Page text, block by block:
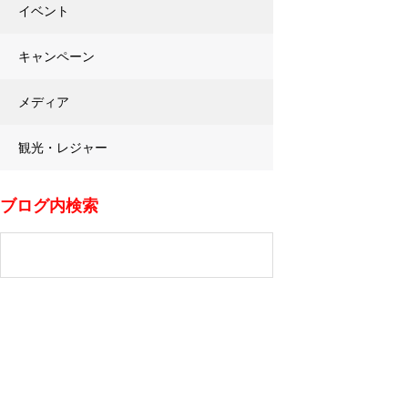
イベント
キャンペーン
メディア
観光・レジャー
ブログ内検索